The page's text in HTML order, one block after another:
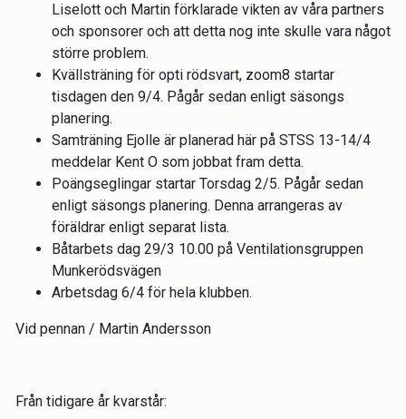
Liselott och Martin förklarade vikten av våra partners
och sponsorer och att detta nog inte skulle vara något
större problem.
Kvällsträning för opti rödsvart, zoom8 startar
tisdagen den 9/4. Pågår sedan enligt säsongs
planering.
Samträning Ejolle är planerad här på STSS 13-14/4
meddelar Kent O som jobbat fram detta.
Poängseglingar startar Torsdag 2/5. Pågår sedan
enligt säsongs planering. Denna arrangeras av
föräldrar enligt separat lista.
Båtarbets dag 29/3 10.00 på Ventilationsgruppen
Munkerödsvägen
Arbetsdag 6/4 för hela klubben.
Vid pennan / Martin Andersson
Från tidigare år kvarstår: